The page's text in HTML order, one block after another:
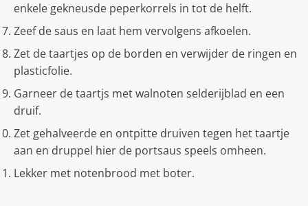
enkele gekneusde peperkorrels in tot de helft.
Zeef de saus en laat hem vervolgens afkoelen.
Zet de taartjes op de borden en verwijder de ringen en
plasticfolie.
Garneer de taartjs met walnoten selderijblad en een
druif.
Zet gehalveerde en ontpitte druiven tegen het taartje
aan en druppel hier de portsaus speels omheen.
Lekker met notenbrood met boter.